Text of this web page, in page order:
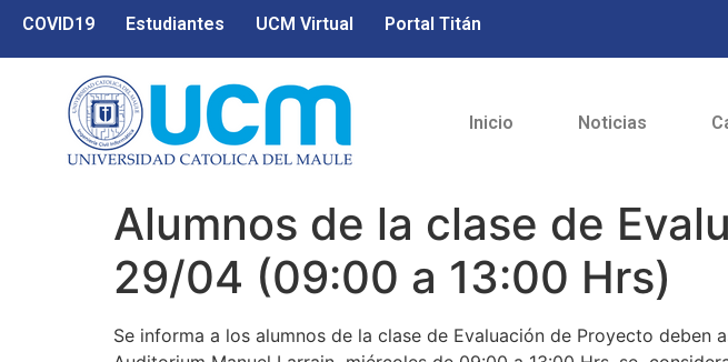
COVID19 Estudiantes UCM Virtual Portal Titán
Inicio Noticias
Alumnos de la clase de
29/04 (09:00 a 13:00 Hrs)
Se informa a los alumnos de la clase de Evaluación de Proyecto